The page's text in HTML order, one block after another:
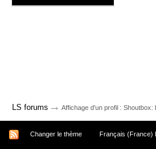
LS forums → Affichage d'un profil : Shoutbox:
Changer le thème Français (France)